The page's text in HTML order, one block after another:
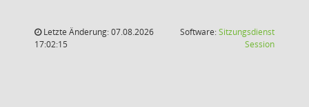
Letzte Änderung: 07.08.2026
17:02:15
Software:Sitzungsdienst
Session(Wird in